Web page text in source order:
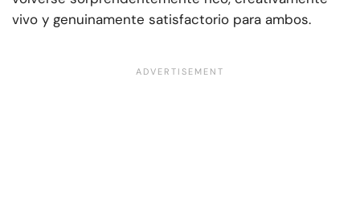
vivo y genuinamente satisfactorio para ambos.